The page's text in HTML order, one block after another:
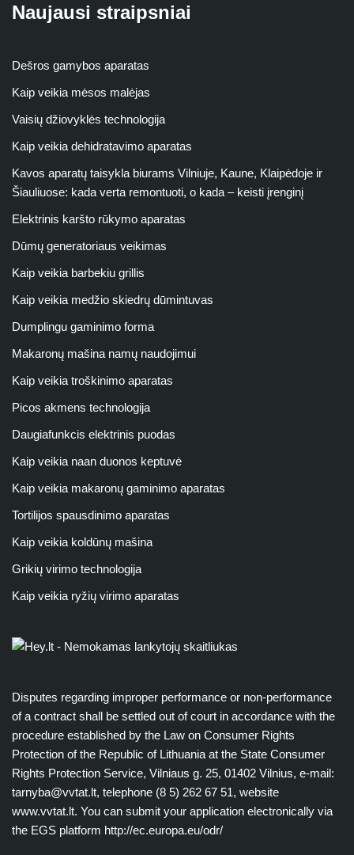
Naujausi straipsniai
Dešros gamybos aparatas
Kaip veikia mėsos malėjas
Vaisių džiovyklės technologija
Kaip veikia dehidratavimo aparatas
Kavos aparatų taisykla biurams Vilniuje, Kaune, Klaipėdoje ir
Šiauliuose: kada verta remontuoti, o kada – keisti įrenginį
Elektrinis karšto rūkymo aparatas
Dūmų generatoriaus veikimas
Kaip veikia barbekiu grillis
Kaip veikia medžio skiedrų dūmintuvas
Dumplingu gaminimo forma
Makaronų mašina namų naudojimui
Kaip veikia troškinimo aparatas
Picos akmens technologija
Daugiafunkcis elektrinis puodas
Kaip veikia naan duonos keptuvė
Kaip veikia makaronų gaminimo aparatas
Tortilijos spausdinimo aparatas
Kaip veikia koldūnų mašina
Grikių virimo technologija
Kaip veikia ryžių virimo aparatas
Disputes regarding improper performance or non-performance
of a contract shall be settled out of court in accordance with the
procedure established by the Law on Consumer Rights
Protection of the Republic of Lithuania at the State Consumer
Rights Protection Service, Vilniaus g. 25, 01402 Vilnius, e-mail:
tarnyba@vvtat.lt, telephone (8 5) 262 67 51, website
www.vvtat.lt. You can submit your application electronically via
the EGS platform http://ec.europa.eu/odr/